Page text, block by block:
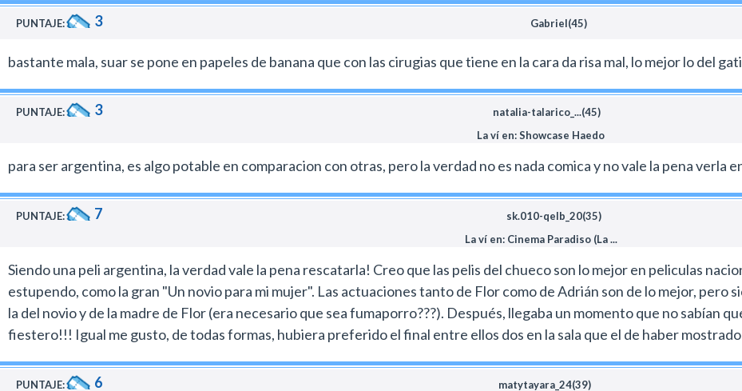
PUNTAJE: 3 Gabriel(45)
bastante mala, suar se pone en papeles de banana que con las cirugias que tiene en la cara da risa mal, lo mejor lo del
PUNTAJE: 3 natalia-talarico_...(45)
La ví en: Showcase Haedo
para ser argentina, es algo potable en comparacion con otras, pero la verdad no es nada comica y no vale la pena verla
PUNTAJE: 7 sk.010-qelb_20(35)
La ví en: Cinema Paradiso (La ...
Siendo una peli argentina, la verdad vale la pena rescatarla! Creo que las pelis del chueco son lo mejor en peliculas
estupendo, como la gran "Un novio para mi mujer". Las actuaciones tanto de Flor como de Adrián son de lo mejor, pero
la del novio y de la madre de Flor (era necesario que sea fumaporro???). Después, llegaba un momento que no sabían
fiestero!!! Igual me gusto, de todas formas, hubiera preferido el final entre ellos dos en la sala que el de haber
PUNTAJE: 6 matytayara_24(39)